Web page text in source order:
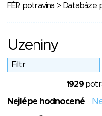
FÉR potravina > Databáze
Uzeniny
1929
Nejlépe hodnocené